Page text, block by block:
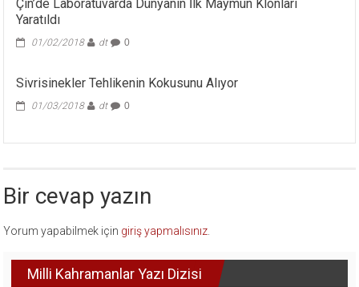
Çin’de Laboratuvarda Dünyanın İlk Maymun Klonları
Yaratıldı
01/02/2018 dt 0
Sivrisinekler Tehlikenin Kokusunu Alıyor
01/03/2018 dt 0
Bir cevap yazın
Yorum yapabilmek için giriş yapmalısınız
Milli Kahramanlar Yazı Dizisi